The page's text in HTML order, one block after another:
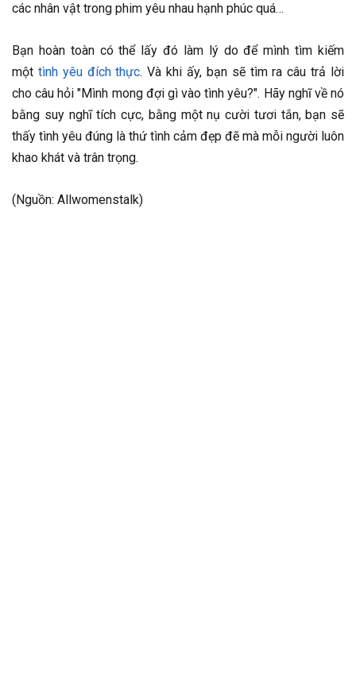
các nhân vật trong phim yêu nhau hạnh phúc quá…
Bạn hoàn toàn có thể lấy đó làm lý do để mình tìm kiếm
một tình yêu đích thực. Và khi ấy, bạn sẽ tìm ra câu trả lời
cho câu hỏi "Mình mong đợi gì vào tình yêu?". Hãy nghĩ về nó
bằng suy nghĩ tích cực, bằng một nụ cười tươi tắn, bạn sẽ
thấy tình yêu đúng là thứ tình cảm đẹp đẽ mà mỗi người luôn
khao khát và trân trọng.
(Nguồn: Allwomenstalk)